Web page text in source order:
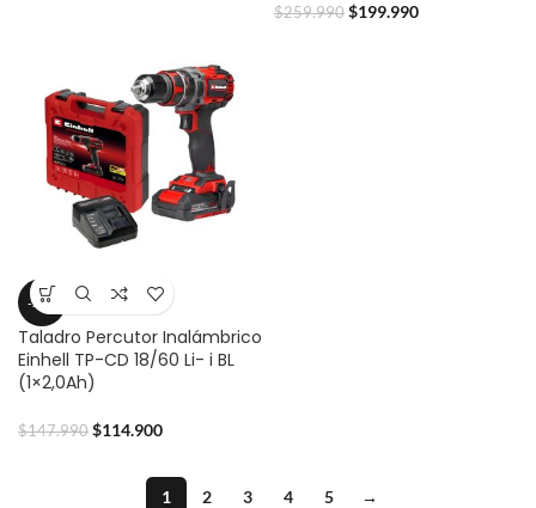
$259.990 $199.990
-22%
Taladro Percutor Inalámbrico
Einhell TP-CD 18/60 Li- i BL
(1×2,0Ah)
$147.990 $114.900
1 2 3 4 5 →